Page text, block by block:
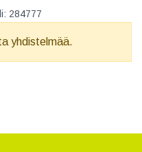
284777
yhdistelmää.